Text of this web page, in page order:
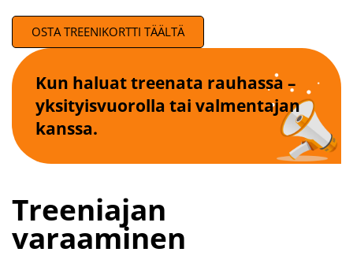
OSTA TREENIKORTTI TÄÄLTÄ
Kun haluat treenata rauhassa –
yksityisvuorolla tai valmentajan
kanssa.
Treeniajan
varaaminen